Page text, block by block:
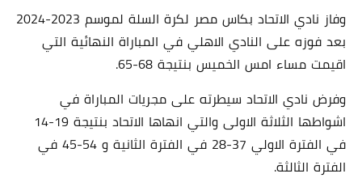
وفاز نادي الاتحاد بكاس مصر لكرة السلة لموسم 2023-2024
بعد فوزه على النادي الاهلي في المباراة النهائية التي
اقيمت مساء امس الخميس بنتيجة 68-65.
وفرض نادي الاتحاد سيطرته على مجريات المباراة في
اشواطها الثلاثة الاولى والتي انهاها الاتحاد بنتيجة 19-14
في الفترة الاولي 37-28 في الفترة الثانية و 54-45 في
الفترة الثالثة.